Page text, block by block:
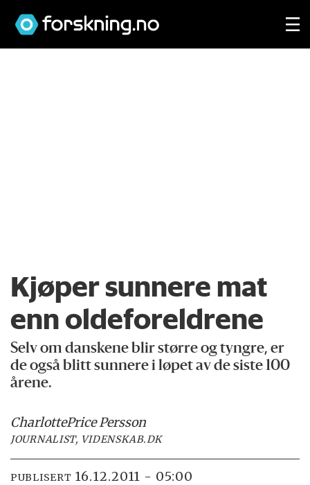
Kjøper sunnere mat
enn oldeforeldrene
Selv om danskene blir større og tyngre, er
de også blitt sunnere i løpet av de siste 100
årene.
CharlottePrice Persson
JOURNALIST, VIDENSKAB.DK
PUBLISERT 16.12.2011 - 05:00